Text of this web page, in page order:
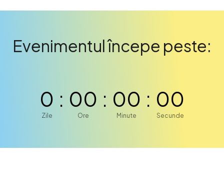
Evenimentul începe peste:
0
Zile
: 00
Ore
: 00
Minute
: 00
Secunde